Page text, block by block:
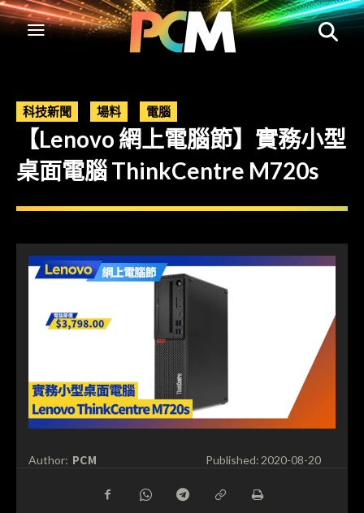
科技新聞 場料 電腦
【Lenovo 網上電腦節】實務小型
桌面電腦 ThinkCentre M720s
Author: PCM Published: 2020-08-20